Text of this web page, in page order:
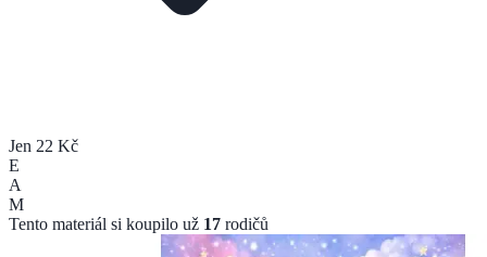
Jen 22 Kč
E
A
M
Tento materiál si koupilo už 17 rodičů